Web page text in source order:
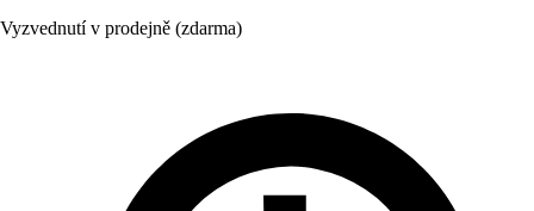
Vyzvednutí v prodejně (zdarma)